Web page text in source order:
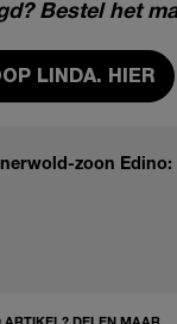
Bestel het
LINDA. HIER
zoon